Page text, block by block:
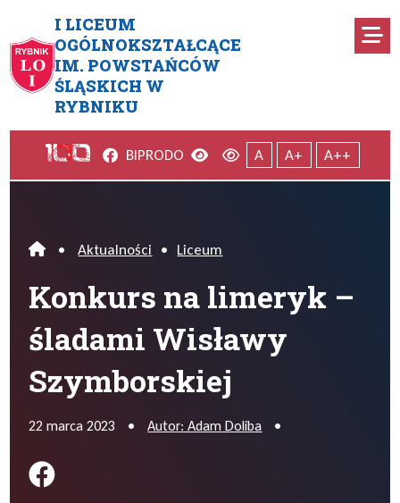
I LICEUM
OGÓLNOKSZTAŁCĄCE
IM. POWSTAŃCÓW
ŚLĄSKICH W
RYBNIKU
Konkurs na limeryk –
Facebook
BIPRODO Wersja kontrastowa
Wersja domyślna
A A+ A++
Home
• Aktualności • Liceum
Konkurs na limeryk –
śladami Wisławy
Szymborskiej
22 marca 2023 • Autor: Adam Doliba •
Podziel się na FB